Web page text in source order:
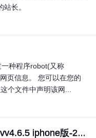
长。
种程序robot(又称
页信息。 您可以在您的
个文件中声明该网...
天天日穴-天天日穴2026最新版vv4.6.5 iphone版-2265...